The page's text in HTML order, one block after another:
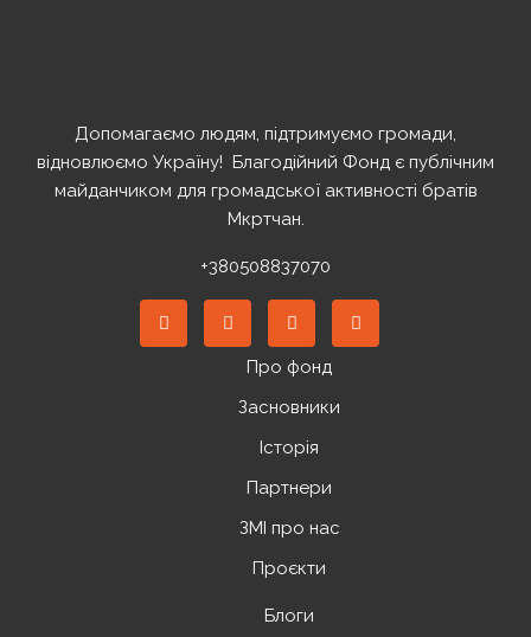
Допомагаємо людям, підтримуємо громади,
відновлюємо Україну! ️ Благодійний Фонд є публічним
майданчиком для громадської активності братів
Мкртчан.
+380508837070
Про фонд
Засновники
Історія
Партнери
ЗМІ про нас
Проєкти
Блоги